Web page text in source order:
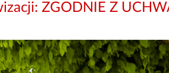
ZGODNIE Z